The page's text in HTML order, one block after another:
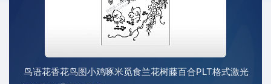
鸟语花香花鸟图小鸡啄米觅食兰花树藤百合PLT格式激光